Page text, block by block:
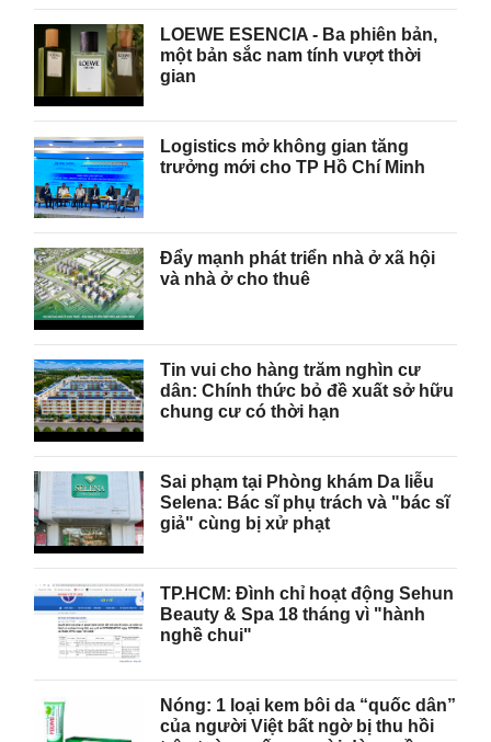
LOEWE ESENCIA - Ba phiên bản,
một bản sắc nam tính vượt thời
gian
Logistics mở không gian tăng
trưởng mới cho TP Hồ Chí Minh
Đẩy mạnh phát triển nhà ở xã hội
và nhà ở cho thuê
Tin vui cho hàng trăm nghìn cư
dân: Chính thức bỏ đề xuất sở hữu
chung cư có thời hạn
Sai phạm tại Phòng khám Da liễu
Selena: Bác sĩ phụ trách và "bác sĩ
giả" cùng bị xử phạt
TP.HCM: Đình chỉ hoạt động Sehun
Beauty & Spa 18 tháng vì "hành
nghề chui"
Nóng: 1 loại kem bôi da “quốc dân”
của người Việt bất ngờ bị thu hồi